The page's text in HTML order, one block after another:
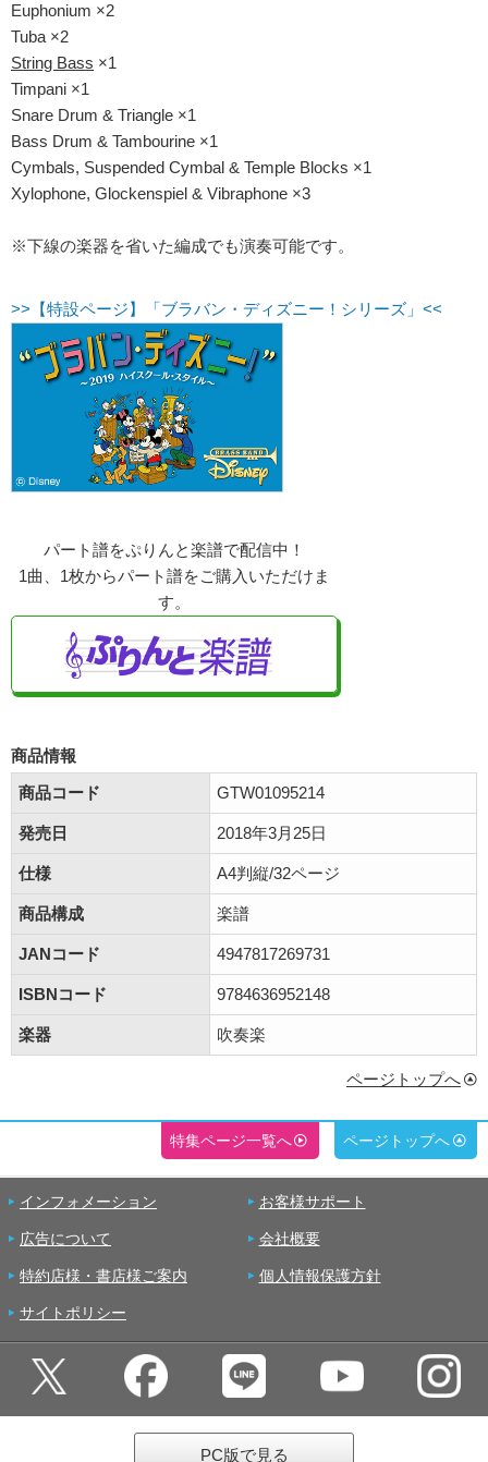
Euphonium ×2
Tuba ×2
String Bass ×1
Timpani ×1
Snare Drum & Triangle ×1
Bass Drum & Tambourine ×1
Cymbals, Suspended Cymbal & Temple Blocks ×1
Xylophone, Glockenspiel & Vibraphone ×3
※下線の楽器を省いた編成でも演奏可能です。
>>【特設ページ】「ブラバン・ディズニー！シリーズ」<<
パート譜をぷりんと楽譜で配信中！
1曲、1枚からパート譜をご購入いただけま
す。
商品情報
商品コード
GTW01095214
発売日 2018年3月25日
仕様 A4判縦/32ページ
商品構成 楽譜
JANコード 4947817269731
ISBNコード 9784636952148
楽器 吹奏楽
ページトップへ
特集ページ一覧へ ページトップへ
インフォメーション お客様サポート
広告について 会社概要
特約店様・書店様ご案内 個人情報保護方針
サイトポリシー
PC版で見る